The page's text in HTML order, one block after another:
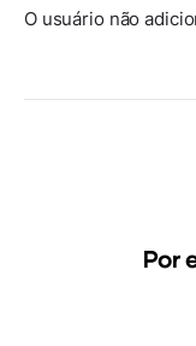
O usuário não
Por